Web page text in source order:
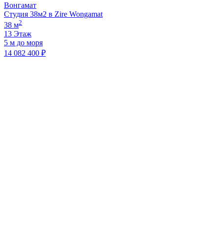
Вонгамат
Студия 38м2 в Zire Wongamat
38 м2
13 Этаж
5 м до моря
14 082 400 ₽